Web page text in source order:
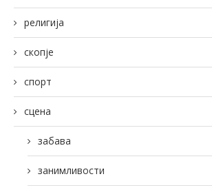
религија
скопје
спорт
сцена
забава
занимливости